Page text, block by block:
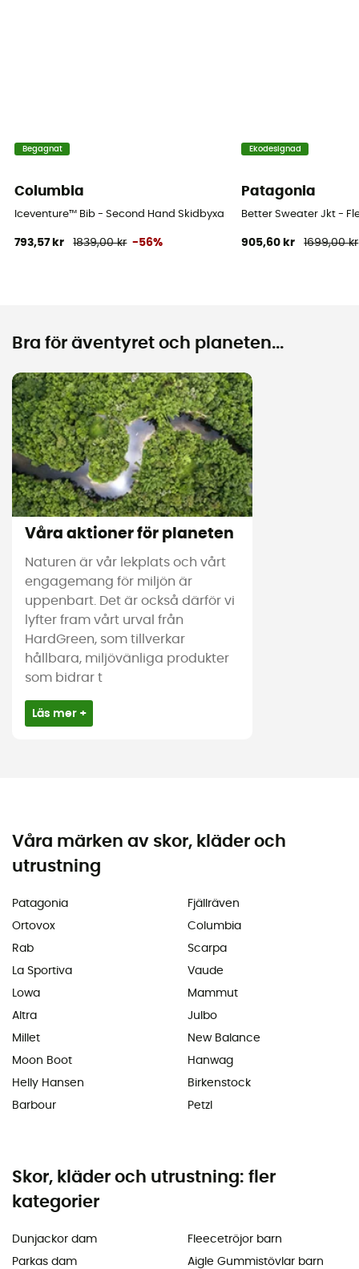
Begagnat
Columbia
Iceventure™ Bib - Second Hand Skidbyxa - Dam - Blå - M
793,57 kr 1839,00 kr -56%
Ekodesignad
Patagonia
Better Sweater Jkt -
905,60 kr 1699,00 kr
Bra för äventyret och planeten...
Våra aktioner för planeten
Naturen är vår lekplats och vårt
engagemang för miljön är
uppenbart. Det är också därför vi
lyfter fram vårt urval från
HardGreen, som tillverkar
hållbara, miljövänliga produkter
som bidrar t
Läs mer +
Våra märken av skor, kläder och
utrustning
Patagonia
Ortovox
Rab
La Sportiva
Lowa
Altra
Millet
Moon Boot
Helly Hansen
Barbour
Fjällräven
Columbia
Scarpa
Vaude
Mammut
Julbo
New Balance
Hanwag
Birkenstock
Petzl
Skor, kläder och utrustning: fler
kategorier
Dunjackor dam
Parkas dam
Fleecetröjor barn
Aigle Gummistövlar barn